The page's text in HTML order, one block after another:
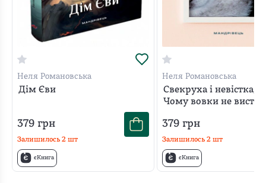
Неля Романовська
Дім Єви
379 грн
Залишилось 2 шт
єКнига
Неля Романовська
Свекруха і невістка,
Чому вовки не
379грн
Залишилось 2шт
єКнига